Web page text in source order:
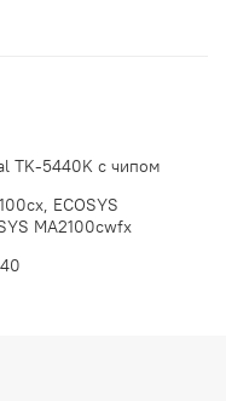
TK-5440K с чипом
ECOSYS
MA2100cwfx